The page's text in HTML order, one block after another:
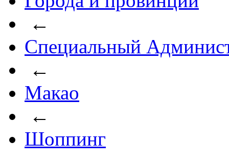
←
Специальный
←
Макао
←
Шоппинг